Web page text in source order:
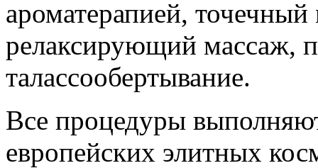
ароматерапией,
релаксирующий массаж,
талассообертывание.
Все процедуры
европейских элитных